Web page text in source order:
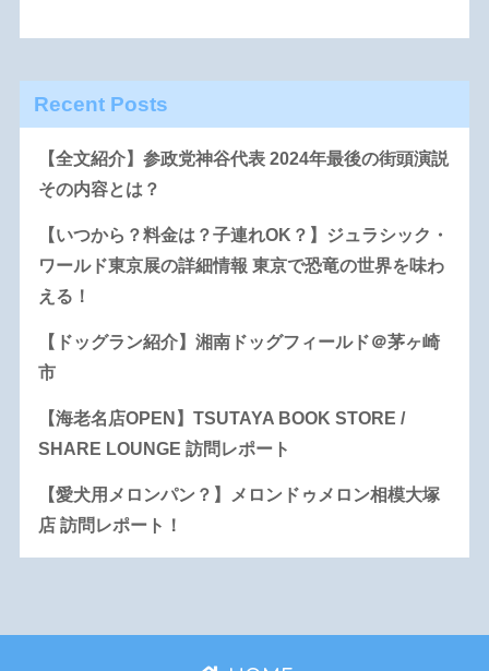
Recent Posts
【全文紹介】参政党神谷代表 2024年最後の街頭演説
その内容とは？
【いつから？料金は？子連れOK？】ジュラシック・
ワールド東京展の詳細情報 東京で恐竜の世界を味わ
える！
【ドッグラン紹介】湘南ドッグフィールド＠茅ヶ崎
市
【海老名店OPEN】TSUTAYA BOOK STORE /
SHARE LOUNGE 訪問レポート
【愛犬用メロンパン？】メロンドゥメロン相模大塚
店 訪問レポート！